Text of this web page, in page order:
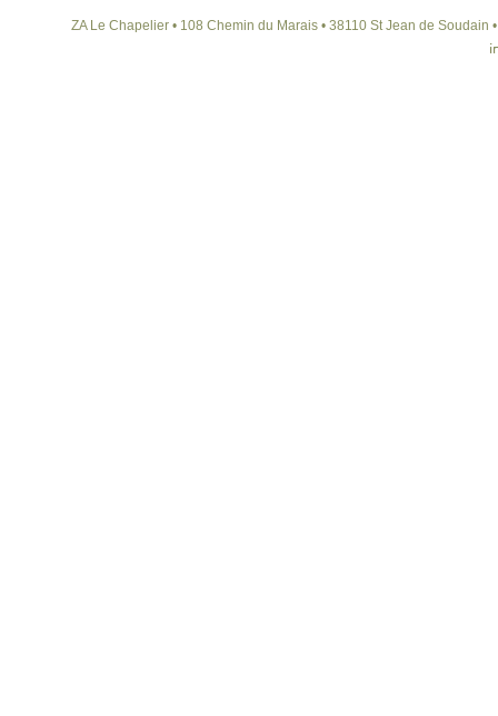
ZA Le Chapelier • 108 Chemin du Marais • 38110 St Jean de Soudain